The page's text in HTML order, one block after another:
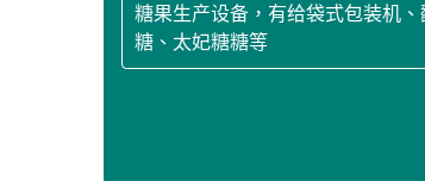
糖果生产设备，有给袋式包装机
糖、太妃糖糖等